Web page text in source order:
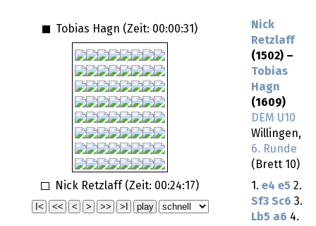
Tobias Hagn (Zeit: 00:00:31 )
Nick Retzlaff (Zeit: 00:24:17)
Nick
Retzlaff
(1502) –
Tobias
Hagn
(1609)
DEM U10
Willingen,
6. Runde
(Brett 10)
1. e4 e5 2.
Sf3 Sc6 3.
Lb5 a6 4.